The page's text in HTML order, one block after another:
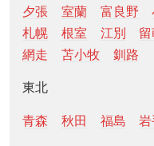
夕張
室蘭 富良野
札幌
根室 江別
網走
苫小牧 釧路
東北
青森 秋田 福島 岩